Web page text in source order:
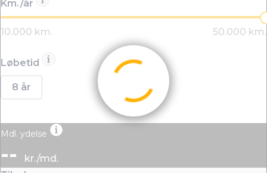
Km./år
Løbetid
8 år
Mdl. ydelse
--
kr./md.